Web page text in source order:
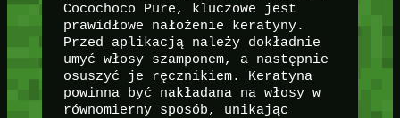
Cocochoco Pure, kluczowe jest
prawidłowe nałożenie keratyny.
Przed aplikacją należy dokładnie
umyć włosy szamponem, a następnie
osuszyć je ręcznikiem. Keratyna
powinna być nakładana na włosy w
równomierny sposób, unikając